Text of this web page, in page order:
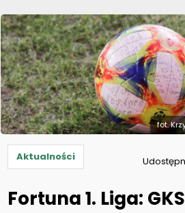
fot.
Aktualności
Fortuna 1. Liga: